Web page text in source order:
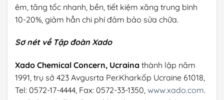
êm, tăng tốc nhanh, bền, tiết kiệm xăng trung bình
10-20%, giảm hẳn chi phí đảm bảo sửa chữa.
Sơ nét về Tập đoàn Xado
Xado Chemical Concern, Ucraina thành lập năm
1991, trụ sở 423 Avgusrta Per.Kharkốp Ucraine 61018,
Tel: 0572-17-4444, Fax: 0572-33-1350, www.xado.com.